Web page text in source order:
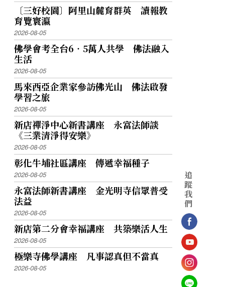
〔三好校園〕阿里山麓育群英 讀報教
育覽寰瀛
2026-08-05
佛學會考全台6‧5萬人共學 佛法融入
生活
2026-08-05
馬來西亞企業家參訪佛光山 佛法啟發
學習之旅
2026-08-05
新店禪淨中心新書講座 永富法師談
《三業清淨得安樂》
2026-08-05
彰化牛埔社區講座 傳遞幸福種子
2026-08-05
永富法師新書講座 金光明寺信眾普受
法益
2026-08-05
新店第二分會幸福講座 共築樂活人生
2026-08-05
極樂寺佛學講座 凡事認真但不當真
2026-08-05
追
蹤
我
們